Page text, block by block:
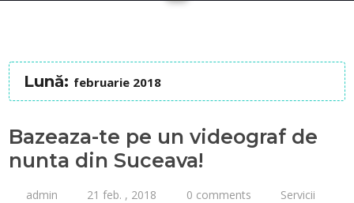
Lună: februarie 2018
Bazeaza-te pe un videograf de
nunta din Suceava!
admin 21 feb. , 2018 0 comments
Servicii